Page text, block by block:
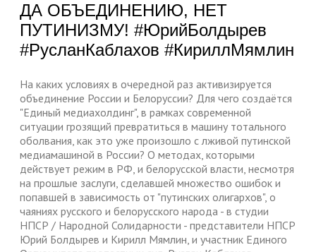
ДА ОБЪЕДИНЕНИЮ, НЕТ
ПУТИНИЗМУ! #ЮрийБолдырев
#РусланКаблахов #КириллМямлин
На каких условиях в очередной раз активизируется
объединение России и Белоруссии? Для чего создаётся
"Единый медиахолдинг", в рамках современной
ситуации грозящий превратиться в машину тотального
оболвания, как это уже произошло с лживой путинской
медиамашиной в России? О методах, которыми
действует режим в РФ, и белорусской власти, несмотря
на прошлые заслуги, сделавшей множество ошибок и
попавшей в зависимость от "путинских олигархов", о
чаяниях русского и белорусского народа - в студии
НПСР / Народной Солидарности - представители НПСР
Юрий Болдырев и Кирилл Мямлин, и участник Единого